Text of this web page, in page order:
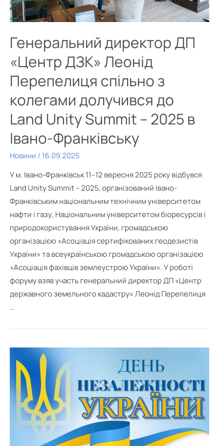
Генеральний директор ДП
«Центр ДЗК» Леонід
Перепелиця спільно з
колегами долучився до
Land Unity Summit – 2025 в
Івано-Франківську
Новини / 16.09.2025
У м. Івано-Франківськ 11–12 вересня 2025 року відбувся
Land Unity Summit – 2025, організований Івано-
Франківським національним технічним університетом
нафти і газу, Національним університетом біоресурсів і
природокористування України, громадською
організацією «Асоціація сертифікованих геодезистів
України» та всеукраїнською громадською організацією
«Асоціація фахівців землеустрою України». У роботі
форуму взяв участь генеральний директор ДП «Центр
державного земельного кадастру» Леонід Перепелиця
…